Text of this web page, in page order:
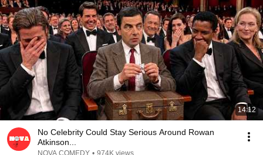
14:12
No Celebrity Could Stay Serious Around Rowan
Atkinson...
NOVA COMEDY • 974K views